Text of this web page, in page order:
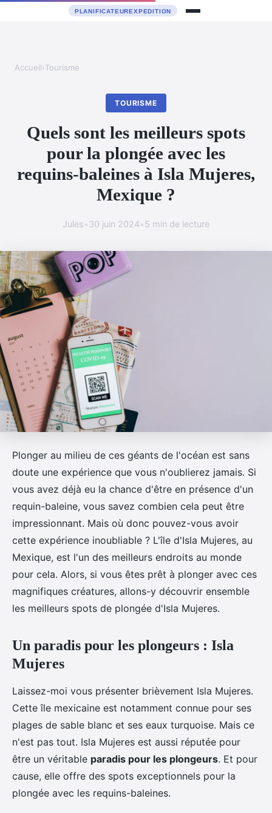
Accueil›Tourisme
TOURISME
Quels sont les meilleurs spots
pour la plongée avec les
requins-baleines à Isla Mujeres,
Mexique ?
Jules•30 juin 2024•5 min de lecture
Plonger au milieu de ces géants de l'océan est sans
doute une expérience que vous n'oublierez jamais. Si
vous avez déjà eu la chance d'être en présence d'un
requin-baleine, vous savez combien cela peut être
impressionnant. Mais où donc pouvez-vous avoir
cette expérience inoubliable ? L'île d'Isla Mujeres, au
Mexique, est l'un des meilleurs endroits au monde
pour cela. Alors, si vous êtes prêt à plonger avec ces
magnifiques créatures, allons-y découvrir ensemble
les meilleurs spots de plongée d'Isla Mujeres.
Un paradis pour les plongeurs : Isla
Mujeres
Laissez-moi vous présenter brièvement Isla Mujeres.
Cette île mexicaine est notamment connue pour ses
plages de sable blanc et ses eaux turquoise. Mais ce
n'est pas tout. Isla Mujeres est aussi réputée pour
être un véritable paradis pour les plongeurs. Et pour
cause, elle offre des spots exceptionnels pour la
plongée avec les requins-baleines.